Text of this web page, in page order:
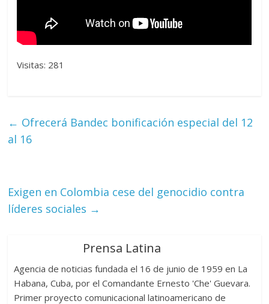
Visitas: 281
← Ofrecerá Bandec bonificación especial del 12
al 16
Exigen en Colombia cese del genocidio contra
líderes sociales →
Prensa Latina
Agencia de noticias fundada el 16 de junio de 1959 en La
Habana, Cuba, por el Comandante Ernesto 'Che' Guevara.
Primer proyecto comunicacional latinoamericano de